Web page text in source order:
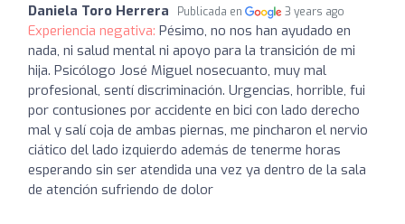
Daniela Toro Herrera Publicada en 3 years ago
Experiencia negativa: Pésimo, no nos han ayudado en
nada, ni salud mental ni apoyo para la transición de mi
hija. Psicólogo José Miguel nosecuanto, muy mal
profesional, sentí discriminación. Urgencias, horrible, fui
por contusiones por accidente en bici con lado derecho
mal y salí coja de ambas piernas, me pincharon el nervio
ciático del lado izquierdo además de tenerme horas
esperando sin ser atendida una vez ya dentro de la sala
de atención sufriendo de dolor